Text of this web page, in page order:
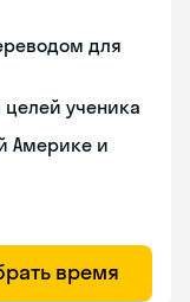
для
целей ученика
Америке и
время